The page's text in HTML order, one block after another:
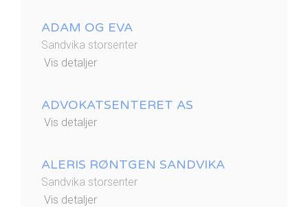
ADAM OG EVA
Sandvika storsenter
Vis detaljer
ADVOKATSENTERET AS
Vis detaljer
ALERIS RØNTGEN SANDVIKA
Sandvika storsenter
Vis detaljer